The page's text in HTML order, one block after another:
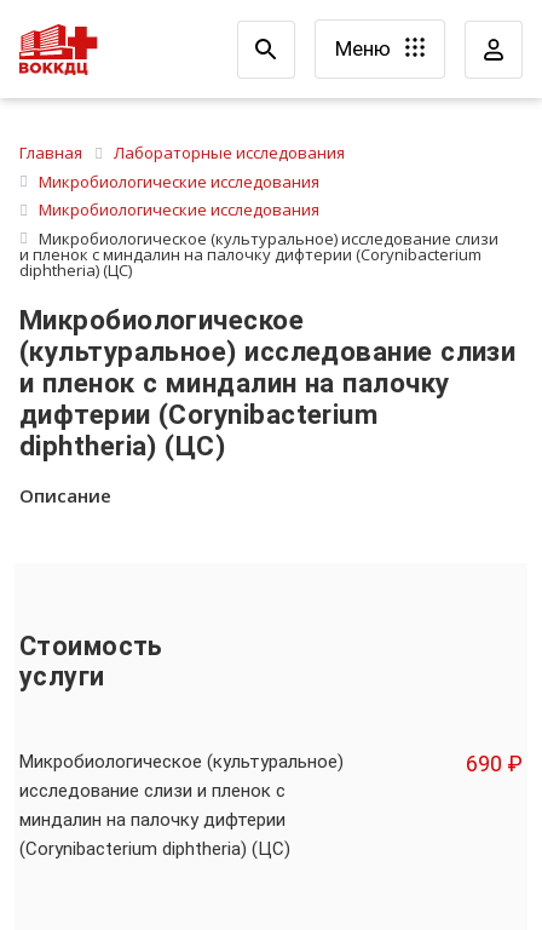
Меню
Главная
Лабораторные исследования
Микробиологические исследования
Микробиологические исследования
Микробиологическое (культуральное) исследование слизи
и пленок с миндалин на палочку дифтерии (Corynibacterium
diphtheria) (ЦС)
Микробиологическое
(культуральное) исследование слизи
и пленок с миндалин на палочку
дифтерии (Corynibacterium
diphtheria) (ЦС)
Описание
Стоимость
услуги
Микробиологическое (культуральное)
исследование слизи и пленок с
миндалин на палочку дифтерии
(Corynibacterium diphtheria) (ЦС)
690 ₽